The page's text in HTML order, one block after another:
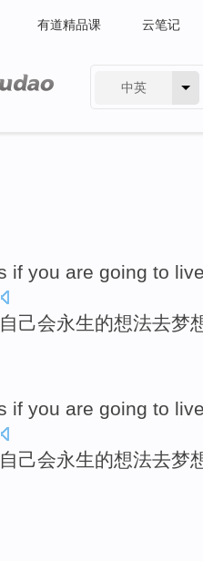
有道精品课 云笔记
中英
if you are going to
自己会永生的想法去梦
if you are going to
自己会永生的想法去梦